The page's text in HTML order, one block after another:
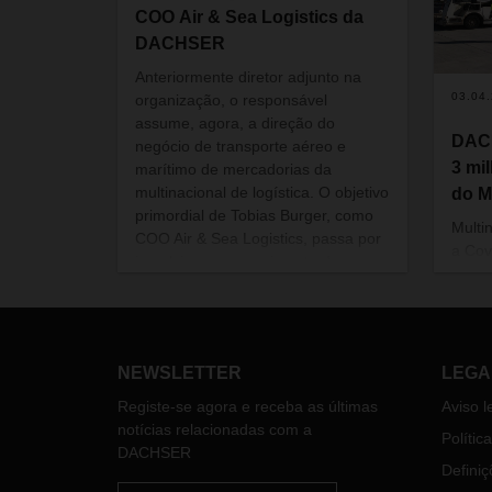
COO Air & Sea Logistics da
DACHSER
Anteriormente diretor adjunto na
organização, o responsável
assume, agora, a direção do
negócio de transporte aéreo e
marítimo de mercadorias da
multinacional de logística. O objetivo
primordial de Tobias Burger, como
3
do
NEWSLETTER
Registe-se agora e receba as últimas
notícias relacionadas com a
DACHSER
Aviso